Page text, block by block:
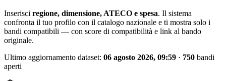
Inserisci regione, dimensione, ATECO e spesa. Il sistema
confronta il tuo profilo con il catalogo nazionale e ti mostra solo i
bandi compatibili — con score di compatibilità e link al bando
originale.
Ultimo aggiornamento dataset: 06 agosto 2026, 09:59 · 750 bandi
aperti